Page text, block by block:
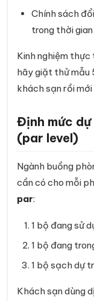
Chính sách
trong thời gian
Kinh nghiệm thực
hãy giặt thử mẫu
khách sạn rồi
Định mức
(par level)
Ngành buồng
cần có cho mỗi
par:
1 bộ đang sử
1 bộ đang
1 bộ sạch dự
Khách sạn dùng